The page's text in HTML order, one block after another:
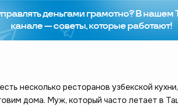
деньгами грамотно? В нашем
канале — советы, которые работают!
несколько ресторанов узбекской
дома. Муж, который часто летает в